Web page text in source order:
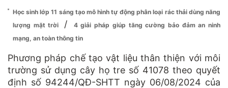
Học sinh lớp 11 sáng tạo mô hình tự động phân loại rác thải dùng năng
lượng mặt trời
/
4 giải pháp giúp tăng cường bảo đảm an ninh
mạng, an toàn thông tin
Phương pháp chế tạo vật liệu thân thiện với môi
trường sử dụng cây họ tre số 41078 theo quyết
định số 94244/QĐ-SHTT ngày 06/08/2024 của